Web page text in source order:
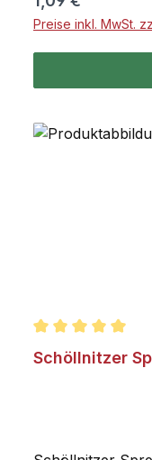
Preise inkl. MwSt.
Schöllnitzer